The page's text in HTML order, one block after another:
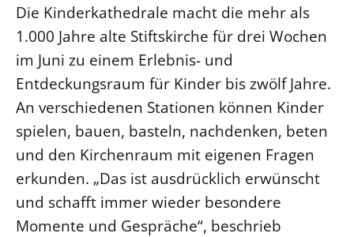
Die Kinderkathedrale macht die mehr als
1.000 Jahre alte Stiftskirche für drei Wochen
im Juni zu einem Erlebnis- und
Entdeckungsraum für Kinder bis zwölf Jahre.
An verschiedenen Stationen können Kinder
spielen, bauen, basteln, nachdenken, beten
und den Kirchenraum mit eigenen Fragen
erkunden. „Das ist ausdrücklich erwünscht
und schafft immer wieder besondere
Momente und Gespräche“, beschrieb
Kirchliches Amtsblatt
Kirchliche Verwaltung
Klimaschutzgesetz
Kunstreferat
NKVK
Öffentlichkeitsarbeit
Personalausschuss
Projektmanagement
Recht